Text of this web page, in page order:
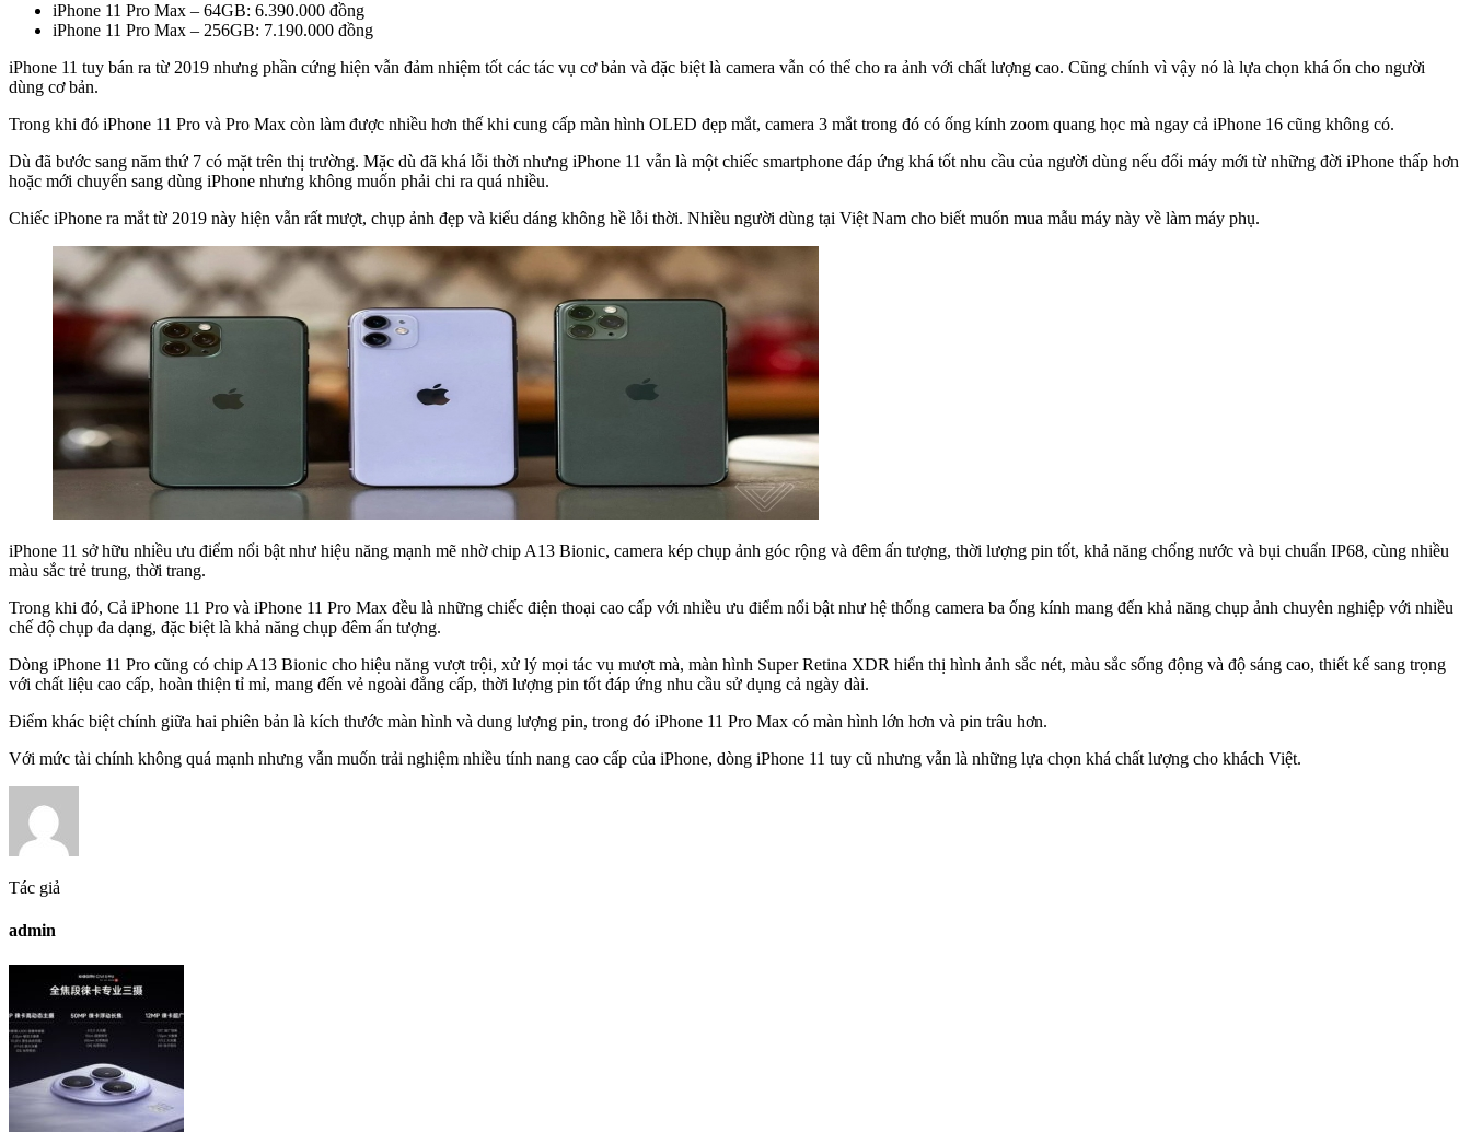
iPhone 11 Pro Max – 64GB: 6.390.000 đồng
iPhone 11 Pro Max – 256GB: 7.190.000 đồng
iPhone 11 tuy bán ra từ 2019 nhưng phần cứng hiện vẫn đảm nhiệm tốt các tác vụ cơ bản và đặc biệt là camera vẫn có thể cho ra ảnh với chất lượng cao. Cũng chính vì vậy nó là lựa chọn khá ổn cho người
dùng cơ bản.
Trong khi đó iPhone 11 Pro và Pro Max còn làm được nhiều hơn thế khi cung cấp màn hình OLED đẹp mắt, camera 3 mắt trong đó có ống kính zoom quang học mà ngay cả iPhone 16 cũng không có.
Dù đã bước sang năm thứ 7 có mặt trên thị trường. Mặc dù đã khá lỗi thời nhưng iPhone 11 vẫn là một chiếc smartphone đáp ứng khá tốt nhu cầu của người dùng nếu đổi máy mới từ những đời iPhone thấp hơn
hoặc mới chuyển sang dùng iPhone nhưng không muốn phải chi ra quá nhiều.
Chiếc iPhone ra mắt từ 2019 này hiện vẫn rất mượt, chụp ảnh đẹp và kiểu dáng không hề lỗi thời. Nhiều người dùng tại Việt Nam cho biết muốn mua mẫu máy này về làm máy phụ.
iPhone 11 sở hữu nhiều ưu điểm nổi bật như hiệu năng mạnh mẽ nhờ chip A13 Bionic, camera kép chụp ảnh góc rộng và đêm ấn tượng, thời lượng pin tốt, khả năng chống nước và bụi chuẩn IP68, cùng nhiều
màu sắc trẻ trung, thời trang.
Trong khi đó, Cả iPhone 11 Pro và iPhone 11 Pro Max đều là những chiếc điện thoại cao cấp với nhiều ưu điểm nổi bật như hệ thống camera ba ống kính mang đến khả năng chụp ảnh chuyên nghiệp với nhiều
chế độ chụp đa dạng, đặc biệt là khả năng chụp đêm ấn tượng.
Dòng iPhone 11 Pro cũng có chip A13 Bionic cho hiệu năng vượt trội, xử lý mọi tác vụ mượt mà, màn hình Super Retina XDR hiển thị hình ảnh sắc nét, màu sắc sống động và độ sáng cao, thiết kế sang trọng
với chất liệu cao cấp, hoàn thiện tỉ mỉ, mang đến vẻ ngoài đẳng cấp, thời lượng pin tốt đáp ứng nhu cầu sử dụng cả ngày dài.
Điểm khác biệt chính giữa hai phiên bản là kích thước màn hình và dung lượng pin, trong đó iPhone 11 Pro Max có màn hình lớn hơn và pin trâu hơn.
Với mức tài chính không quá mạnh nhưng vẫn muốn trải nghiệm nhiều tính nang cao cấp của iPhone, dòng iPhone 11 tuy cũ nhưng vẫn là những lựa chọn khá chất lượng cho khách Việt.
Tác giả
admin